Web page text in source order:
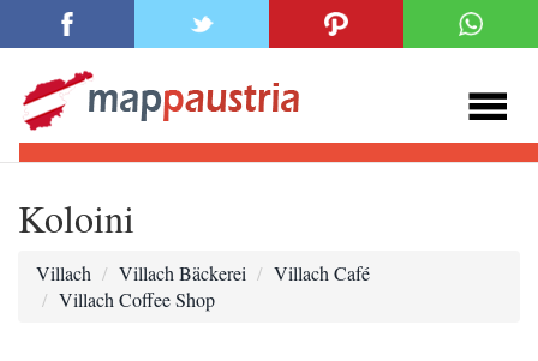
Koloini
Villach Villach Bäckerei
Villach Café
Villach Coffee Shop